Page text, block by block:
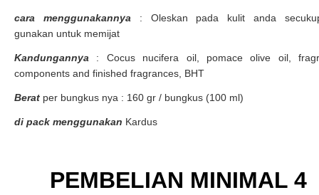
cara menggunakannya : Oleskan pada kulit anda
gunakan untuk memijat
Kandungannya : Cocus nucifera oil, pomace olive oil,
components and finished fragrances, BHT
Berat per bungkus nya : 160 gr / bungkus (100 ml)
di pack menggunakan Kardus
PEMBELIAN MINIMAL 4